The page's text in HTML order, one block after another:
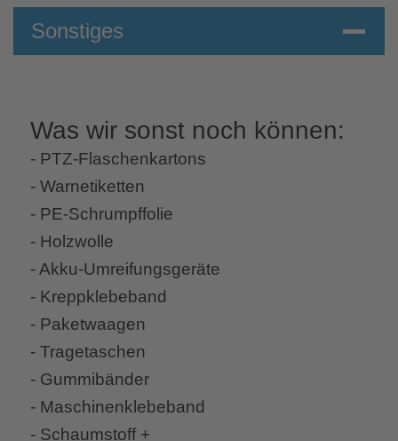
Sonstiges
Was wir sonst noch können:
- PTZ-Flaschenkartons
- Warnetiketten
- PE-Schrumpffolie
- Holzwolle
- Akku-Umreifungsgeräte
- Kreppklebeband
- Paketwaagen
- Tragetaschen
- Gummibänder
- Maschinenklebeband
- Schaumstoff +